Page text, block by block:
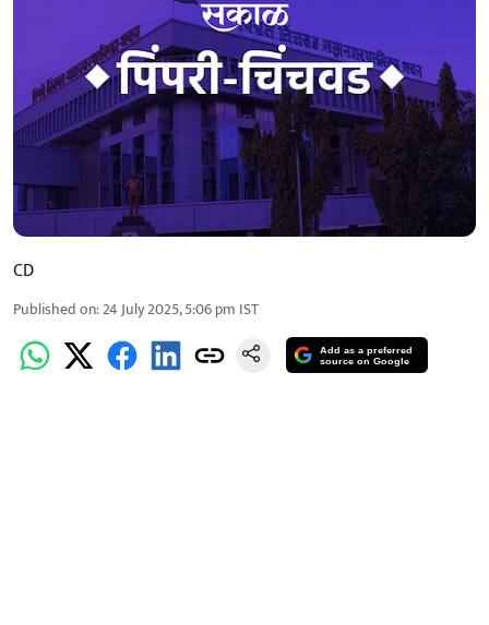
CD
Published on:24 July 2025, 5:06 pm IST
Add as a preferred
source on Google